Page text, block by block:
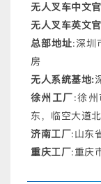
无人叉车中文
无人叉车英文
总部地址:深圳
房
无人系统基地:
徐州工厂:徐
东，临空大道
济南工厂:山东
重庆工厂:重庆